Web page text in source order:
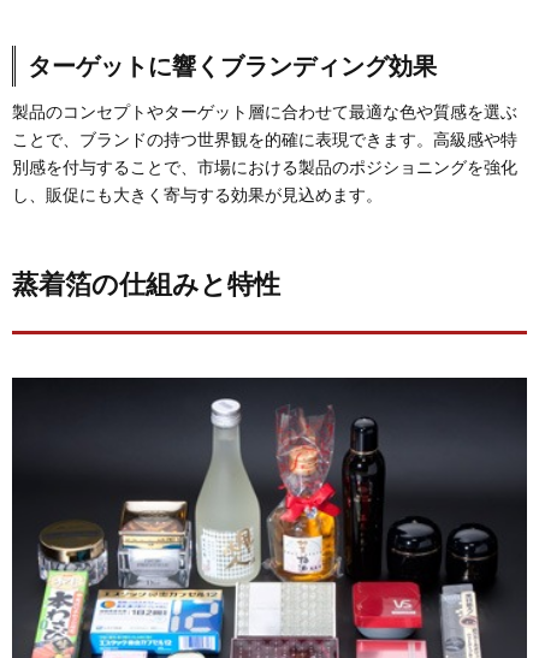
ターゲットに響くブランディング効果
製品のコンセプトやターゲット層に合わせて最適な色や質感を選ぶ
ことで、ブランドの持つ世界観を的確に表現できます。高級感や特
別感を付与することで、市場における製品のポジショニングを強化
し、販促にも大きく寄与する効果が見込めます。
蒸着箔の仕組みと特性